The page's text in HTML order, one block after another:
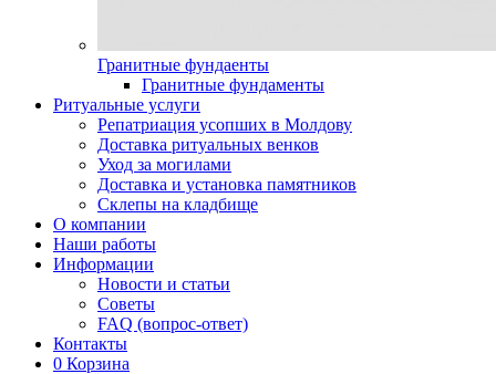
Гранитные фундаенты
Гранитные фундаменты
Ритуальные услуги
Репатриация усопших в Молдову
Доставка ритуальных венков
Уход за могилами
Доставка и установка памятников
Склепы на кладбище
О компании
Наши работы
Информации
Новости и статьи
Советы
FAQ (вопрос-ответ)
Контакты
0 Корзина